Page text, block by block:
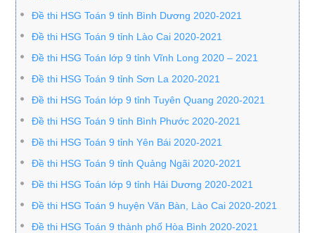
Đề thi HSG Toán 9 tỉnh Bình Dương 2020-2021
Đề thi HSG Toán 9 tỉnh Lào Cai 2020-2021
Đề thi HSG Toán lớp 9 tỉnh Vĩnh Long 2020 – 2021
Đề thi HSG Toán 9 tỉnh Sơn La 2020-2021
Đề thi HSG Toán lớp 9 tỉnh Tuyên Quang 2020-2021
Đề thi HSG Toán 9 tỉnh Bình Phước 2020-2021
Đề thi HSG Toán 9 tỉnh Yên Bái 2020-2021
Đề thi HSG Toán 9 tỉnh Quảng Ngãi 2020-2021
Đề thi HSG Toán lớp 9 tỉnh Hải Dương 2020-2021
Đề thi HSG Toán 9 huyện Văn Bàn, Lào Cai 2020-2021
Đề thi HSG Toán 9 thành phố Hòa Bình 2020-2021